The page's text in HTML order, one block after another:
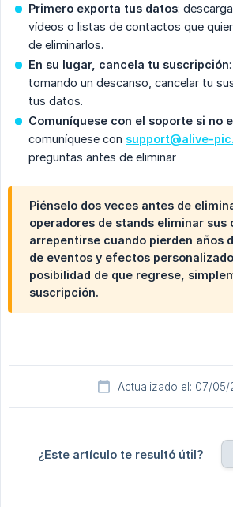
Primero exporta tus datos:
vídeos o listas de contactos que
de eliminarlos.
En su lugar, cancela tu suscripción
tomando un descanso, cancelar tu
tus datos.
Comuníquese con el soporte si no
comuníquese con support@alive-
preguntas antes de eliminar
Piénselo dos veces antes de
operadores de stands eliminar sus
arrepentirse cuando pierden años
de eventos y efectos
posibilidad de que regrese,
suscripción.
Actualizado el: 07/05/
¿Este artículo te resultó útil?